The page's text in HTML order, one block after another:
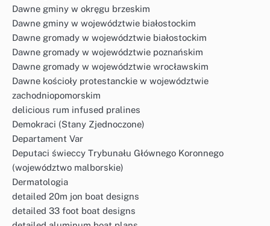
Dawne gminy w okręgu brzeskim
Dawne gminy w województwie białostockim
Dawne gromady w województwie białostockim
Dawne gromady w województwie poznańskim
Dawne gromady w województwie wrocławskim
Dawne kościoły protestanckie w województwie
zachodniopomorskim
delicious rum infused pralines
Demokraci (Stany Zjednoczone)
Departament Var
Deputaci świeccy Trybunału Głównego Koronnego
(województwo malborskie)
Dermatologia
detailed 20m jon boat designs
detailed 33 foot boat designs